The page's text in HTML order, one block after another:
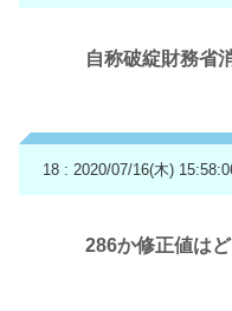
自称破綻財務省
18 : 2020/07/16(木)
286か修正値は